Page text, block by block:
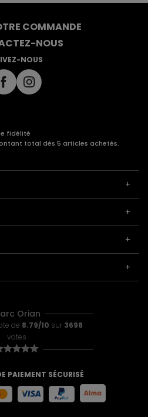
COMMANDE
NOUS
NOUS
fidélité
total dès 5 articles achetés.
Orian
de 8.79/10 sur 3698
votes
PAIEMENT SÉCURISÉ